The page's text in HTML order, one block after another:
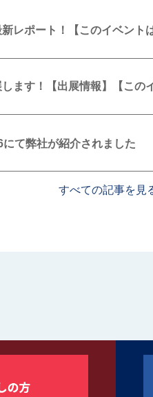
レポート！【このイベント
ます！【出展情報】【この
て弊社が紹介されました
すべての記事を見